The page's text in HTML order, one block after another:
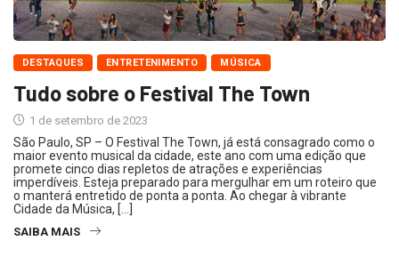
DESTAQUES ENTRETENIMENTO MÚSICA
Tudo sobre o Festival The Town
1 de setembro de 2023
São Paulo, SP – O Festival The Town, já está consagrado como o
maior evento musical da cidade, este ano com uma edição que
promete cinco dias repletos de atrações e experiências
imperdíveis. Esteja preparado para mergulhar em um roteiro que
o manterá entretido de ponta a ponta. Ao chegar à vibrante
Cidade da Música, […]
SAIBA MAIS